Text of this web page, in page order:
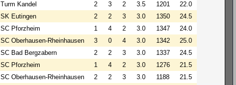
Turm Kandel 2 3 2 3.5 1201
22.0
SK Eutingen 2 2 3 3.0 1350
24.5
SC Pforzheim 1 4 2 3.0 1347
24.0
SC Oberhausen-Rheinhausen 3 0 4 3.0 1342
25.0
SC Bad Bergzabern 2 2 3 3.0 1337
24.5
SC Pforzheim 1 4 2 3.0 1276
21.5
SC Oberhausen-Rheinhausen 2 2 3 3.0 1188
21.5